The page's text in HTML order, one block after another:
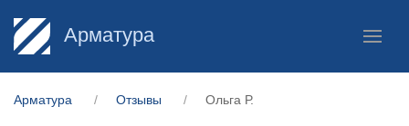
Арматура
Арматура Отзывы Ольга Р.